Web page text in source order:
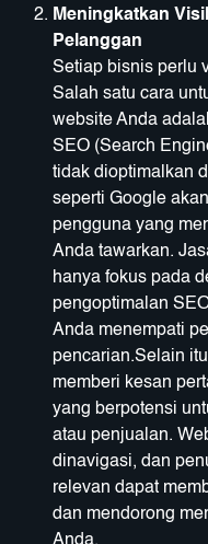
Meningkatkan
Setiap bisnis perlu
Salah satu cara
website Anda
SEO (Search
tidak dioptimalkan
seperti Google
pengguna yang
Anda tawarkan.
hanya fokus pada
pengoptimalan
Anda menempati
pencarian.Selain
memberi kesan
yang berpotensi
atau penjualan.
dinavigasi, dan
relevan dapat
dan mendorong
Anda.